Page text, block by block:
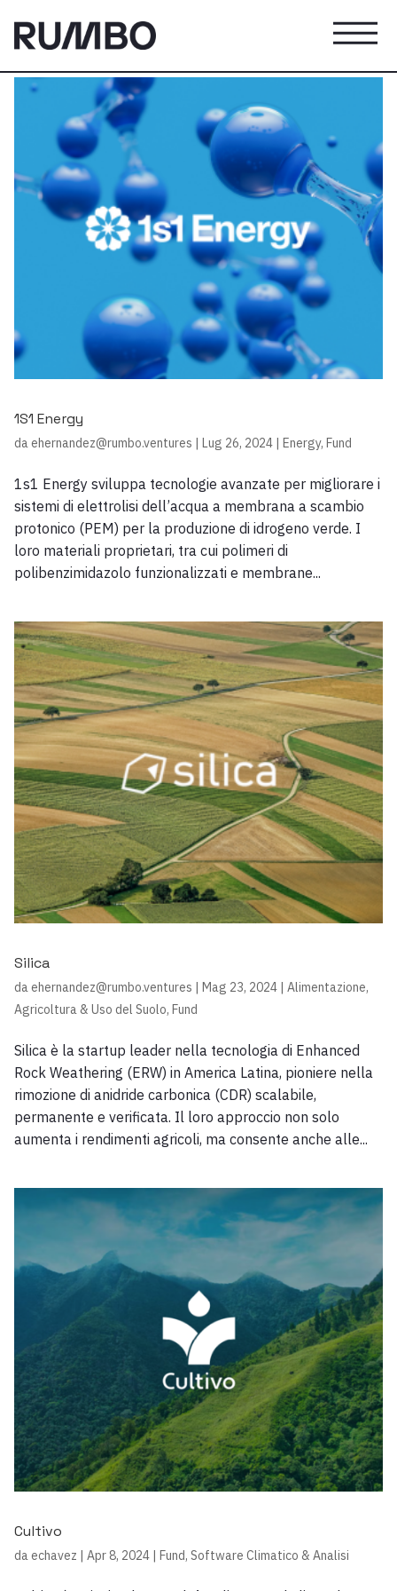
1S1 Energy
da ehernandez@rumbo.ventures | Lug 26, 2024| Energy, Fund
1s1 Energy sviluppa tecnologie avanzate per migliorare i
sistemi di elettrolisi dell’acqua a membrana a scambio
protonico (PEM) per la produzione di idrogeno verde. I
loro materiali proprietari, tra cui polimeri di
polibenzimidazolo funzionalizzati e membrane...
Silica
da ehernandez@rumbo.ventures Mag 23, 2024| Alimentazione,
Agricoltura & Uso del Suolo, Fund
Silica è la startup leader nella tecnologia di Enhanced
Rock Weathering (ERW) in America Latina, pioniere nella
rimozione di anidride carbonica (CDR) scalabile,
permanente e verificata. Il loro approccio non solo
aumenta i rendimenti agricoli, ma consente anche alle...
Cultivo
da echavez | Apr 8, 2024| Fund, Software Climatico & Analisi